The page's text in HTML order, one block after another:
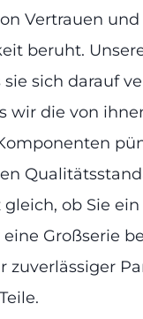
Vertrauen und
beruht.
sie sich darauf
wir die von
gleich, ob Sie
Großserie
zuverlässiger